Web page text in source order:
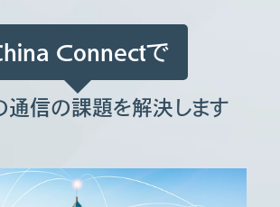
Connectで
通信の課題を解決します